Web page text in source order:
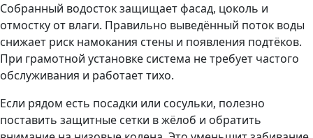
Собранный водосток защищает фасад, цоколь и
отмостку от влаги. Правильно выведённый поток воды
снижает риск намокания стены и появления подтёков.
При грамотной установке система не требует частого
обслуживания и работает тихо.
Если рядом есть посадки или сосульки, полезно
поставить защитные сетки в жёлоб и обратить